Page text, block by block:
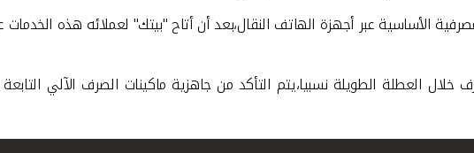
الأساسية عبر أجهزة الهاتف النقال،بعد أن أتاح "بيتك" لعملائه هذه
العطلة الطويلة نسبيا،يتم التأكد من جاهزية ماكينات الصرف الآلي